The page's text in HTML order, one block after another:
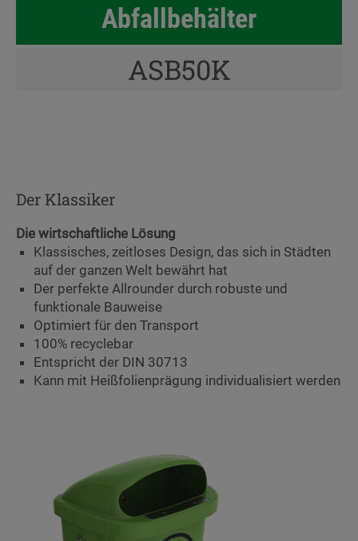
Abfallbehälter
ASB50K
Der Klassiker
Die wirtschaftliche Lösung
Klassisches, zeitloses Design, das sich in Städten
auf der ganzen Welt bewährt hat
Der perfekte Allrounder durch robuste und
funktionale Bauweise
Optimiert für den Transport
100% recyclebar
Entspricht der DIN 30713
Kann mit Heißfolienprägung individualisiert werden